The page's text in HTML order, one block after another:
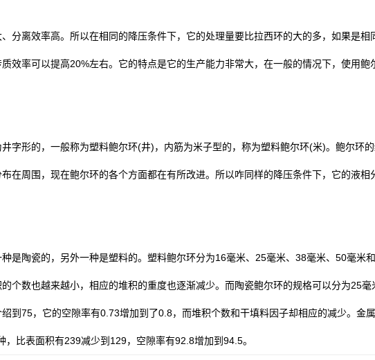
分离效率高。所以在相同的降压条件下，它的处理量要比拉西环的大的多，如果是相
效率可以提高20%左右。它的特点是它的生产能力非常大，在一般的情况下，使用鲍
形的，一般称为塑料鲍尔环(井)，内筋为米子型的，称为塑料鲍尔环(米)。鲍尔环
在周围，现在鲍尔环的各个方面都在有所改进。所以咋同样的降压条件下，它的液相
陶瓷的，另外一种是塑料的。塑料鲍尔环分为16毫米、25毫米、38毫米、50毫米
个数也越来越小，相应的堆积的重度也逐渐减少。而陶瓷鲍尔环的规格可以分为25毫
到75，它的空隙率有0.73增加到了0.8，而堆积个数和干填料因子却相应的减少。金
比表面积有239减少到129，空隙率有92.8增加到94.5。